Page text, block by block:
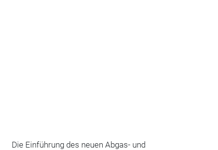
Die Einführung des neuen Abgas- und